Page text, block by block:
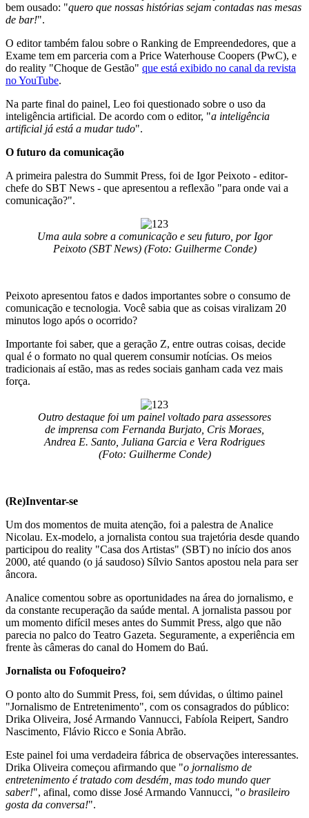
bem ousado: "quero que nossas histórias sejam contadas nas mesas
de bar!".
O editor também falou sobre o Ranking de Empreendedores, que a
Exame tem em parceria com a Price Waterhouse Coopers (PwC), e
do reality "Choque de Gestão" que está exibido no canal da revista
no YouTube.
Na parte final do painel, Leo foi questionado sobre o uso da
inteligência artificial. De acordo com o editor, "a inteligência
artificial já está a mudar tudo".
O futuro da comunicação
A primeira palestra do Summit Press, foi de Igor Peixoto - editor-
chefe do SBT News - que apresentou a reflexão "para onde vai a
comunicação?".
Uma aula sobre a comunicação e seu futuro, por Igor
Peixoto (SBT News) (Foto: Guilherme Conde)
Peixoto apresentou fatos e dados importantes sobre o consumo de
comunicação e tecnologia. Você sabia que as coisas viralizam 20
minutos logo após o ocorrido?
Importante foi saber, que a geração Z, entre outras coisas, decide
qual é o formato no qual querem consumir notícias. Os meios
tradicionais aí estão, mas as redes sociais ganham cada vez mais
força.
Outro destaque foi um painel voltado para assessores
de imprensa com Fernanda Burjato, Cris Moraes,
Andrea E. Santo, Juliana Garcia e Vera Rodrigues
(Foto: Guilherme Conde)
(Re)Inventar-se
Um dos momentos de muita atenção, foi a palestra de Analice
Nicolau. Ex-modelo, a jornalista contou sua trajetória desde quando
participou do reality "Casa dos Artistas" (SBT) no início dos anos
2000, até quando (o já saudoso) Sílvio Santos apostou nela para ser
âncora.
Analice comentou sobre as oportunidades na área do jornalismo, e
da constante recuperação da saúde mental. A jornalista passou por
um momento difícil meses antes do Summit Press, algo que não
parecia no palco do Teatro Gazeta. Seguramente, a experiência em
frente às câmeras do canal do Homem do Baú.
Jornalista ou Fofoqueiro?
O ponto alto do Summit Press, foi, sem dúvidas, o último painel
"Jornalismo de Entretenimento", com os consagrados do público:
Drika Oliveira, José Armando Vannucci, Fabíola Reipert, Sandro
Nascimento, Flávio Ricco e Sonia Abrão.
Este painel foi uma verdadeira fábrica de observações interessantes.
Drika Oliveira começou afirmando que "o jornalismo de
entretenimento é tratado com desdém, mas todo mundo quer
saber!", afinal, como disse José Armando Vannucci, "o brasileiro
gosta da conversa!".